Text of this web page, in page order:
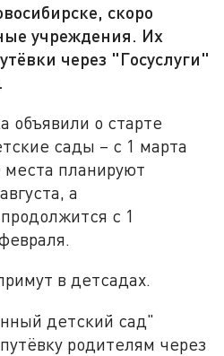
скоро
учреждения. Их
через "Госуслуги"
объявили о старте
сады – с 1 марта
места планируют
а
с 1
в детсадах.
детский сад"
родителям через